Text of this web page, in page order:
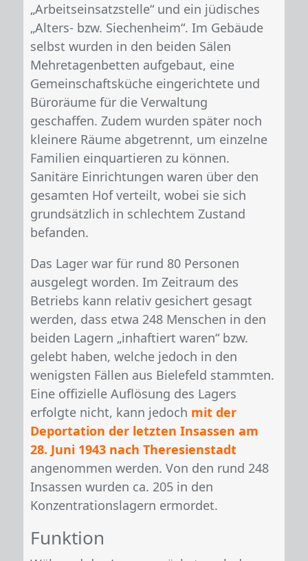
„Arbeitseinsatzstelle“ und ein jüdisches
„Alters- bzw. Siechenheim“. Im Gebäude
selbst wurden in den beiden Sälen
Mehretagenbetten aufgebaut, eine
Gemeinschaftsküche eingerichtete und
Büroräume für die Verwaltung
geschaffen. Zudem wurden später noch
kleinere Räume abgetrennt, um einzelne
Familien einquartieren zu können.
Sanitäre Einrichtungen waren über den
gesamten Hof verteilt, wobei sie sich
grundsätzlich in schlechtem Zustand
befanden.
Das Lager war für rund 80 Personen
ausgelegt worden. Im Zeitraum des
Betriebs kann relativ gesichert gesagt
werden, dass etwa 248 Menschen in den
beiden Lagern „inhaftiert waren“ bzw.
gelebt haben, welche jedoch in den
wenigsten Fällen aus Bielefeld stammten.
Eine offizielle Auflösung des Lagers
erfolgte nicht, kann jedoch mit der
Deportation der letzten Insassen am
28. Juni 1943 nach Theresienstadt
angenommen werden. Von den rund 248
Insassen wurden ca. 205 in den
Konzentrationslagern ermordet.
Funktion